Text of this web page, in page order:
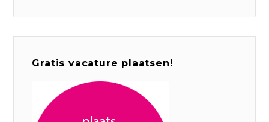
Gratis vacature plaatsen!